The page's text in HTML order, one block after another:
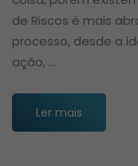
de Riscos é mais
processo, desde a
ação, …
Ler mais